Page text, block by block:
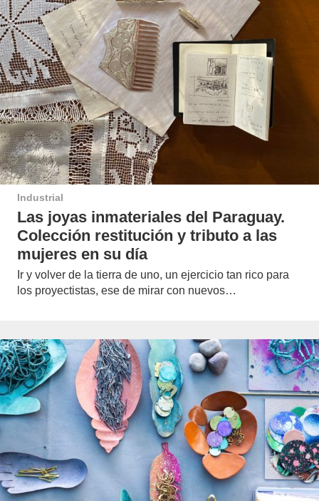
Industrial
Las joyas inmateriales del Paraguay.
Colección restitución y tributo a las
mujeres en su día
Ir y volver de la tierra de uno, un ejercicio tan rico para
los proyectistas, ese de mirar con nuevos…